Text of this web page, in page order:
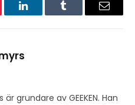
LinkedInTumblr Email
grundare av GEEKEN. Han